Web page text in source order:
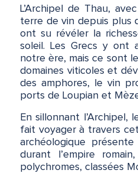
L’Archipel de Thau,
terre de vin depuis plus
ont su révéler la
soleil. Les Grecs y ont
notre ère, mais ce sont
domaines viticoles et
des amphores, le vin
ports de Loupian et
En sillonnant l’Archipel,
fait voyager à travers
archéologique
durant l’empire
polychromes, classées